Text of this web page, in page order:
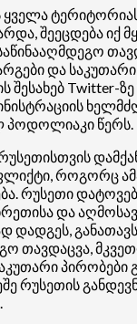
შეეცდება იქ
და
შესახებ Twitter-
პოდოლიაკი წერს.
როგორც
რუსეთი
და
დადგეს,
თავდაცვა,
პირობები
რუსეთის